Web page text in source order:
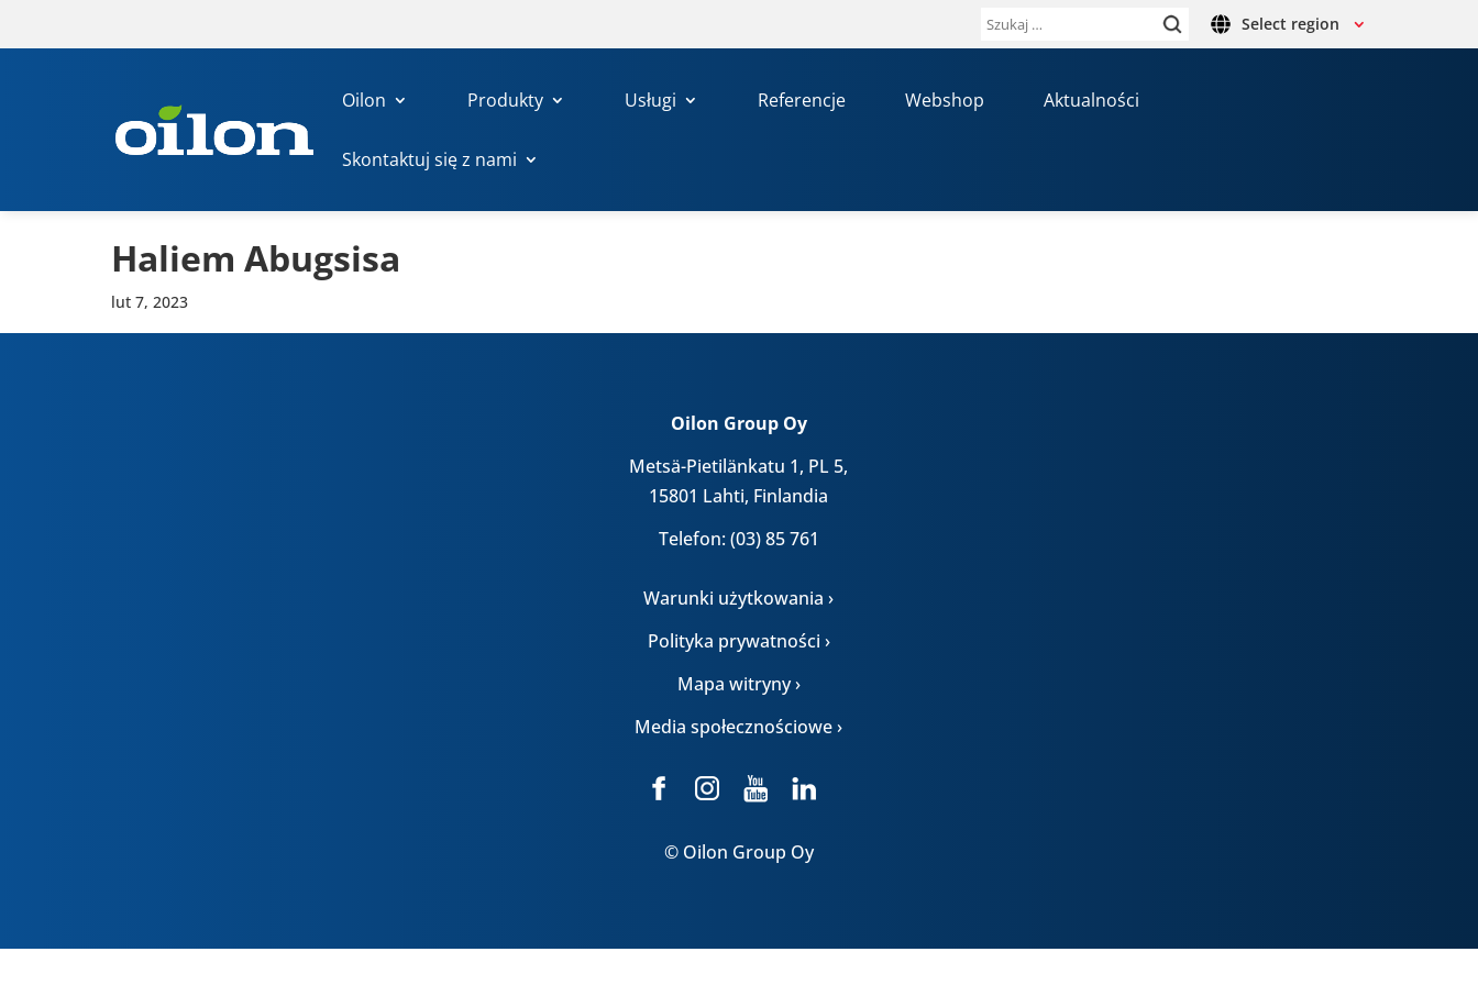
Szukaj: Select region
Oilon Produkty Usługi Referencje Webshop Aktualności
Skontaktuj się z nami
Haliem Abug­sisa
lut 7, 2023
Oilon Group Oy
Metsä-Pietilänkatu 1, PL 5,
15801 Lahti, Finlandia
Telefon: (03) 85 761
Warunki użytkowania ›
Polityka prywatności ›
Mapa witryny ›
Media społecznościowe ›
© Oilon Group Oy